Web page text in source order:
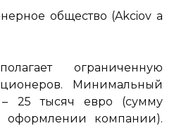
общество (Akciov a
ограниченную
Минимальный
– 25 тысяч евро (сумму
компании).